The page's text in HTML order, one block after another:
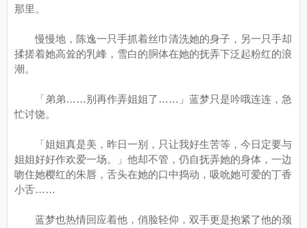
那里。
慢慢地，陈逸一只手抓着丝巾清洗她的身子，另一只手却
揉搓着她高耸的乳峰，雪白的胴体在她的抚弄下泛起粉红的浪
潮。
「弟弟……别再作弄姐姐了……」蓝梦只是吟哦连连，急
忙讨饶。
「姐姐真是美，昨日一别，只让我好生苦等，今日定要与
姐姐好好作欢爱一场。」他却不管，仍自抚弄她的身体，一边
吻住她樱红的朱唇，舌头在她的口中捣动，吸吮她可爱的丁香
小舌……
蓝梦也热情回应着他，俏脸轻仰，双手更是抱紧了他的颈